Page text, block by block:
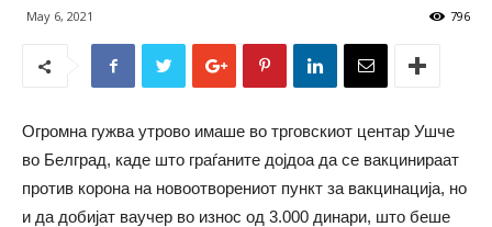
May 6, 2021 796
Огромна гужва утрово имаше во трговскиот центар Ушче
во Белград, каде што граѓаните дојдоа да се вакцинираат
против корона на новоотворениот пункт за вакцинација, но
и да добијат ваучер во износ од 3.000 динари, што беше